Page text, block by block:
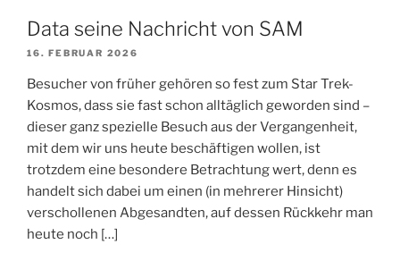
Data seine Nachricht von SAM
16. FEBRUAR 2026
Besucher von früher gehören so fest zum Star Trek-
Kosmos, dass sie fast schon alltäglich geworden sind –
dieser ganz spezielle Besuch aus der Vergangenheit,
mit dem wir uns heute beschäftigen wollen, ist
trotzdem eine besondere Betrachtung wert, denn es
handelt sich dabei um einen (in mehrerer Hinsicht)
verschollenen Abgesandten, auf dessen Rückkehr man
heute noch […]